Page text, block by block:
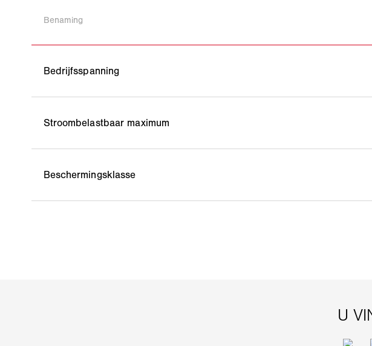
Benaming
Bedrijfsspanning
Stroombelastbaar maximum
Beschermingsklasse